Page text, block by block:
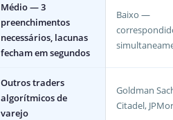
Médio — 3
preenchimentos
necessários, lacunas
fecham em segundos
Baixo —
Outros traders
algorítmicos de
varejo
Goldman
Citadel,